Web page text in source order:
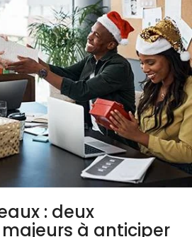
: deux
à anticiper